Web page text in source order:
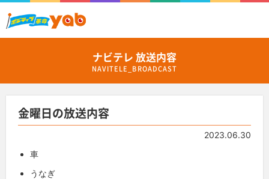
ナビテレ 放送内容
NAVITELE_BROADCAST
金曜日の放送内容
2023.06.30
車
うなぎ